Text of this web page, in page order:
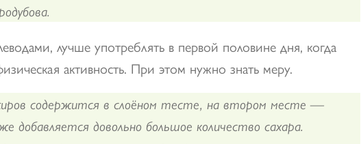
лучше употреблять в первой половине дня, когда
активность. При этом нужно знать меру.
содержится в слоёном тесте, на втором месте —
добавляется довольно большое количество сахара.